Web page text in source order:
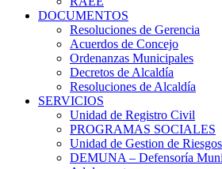
DOCUMENTOS
Resoluciones de Gerencia
Acuerdos de Concejo
Ordenanzas Municipales
Decretos de Alcaldía
Resoluciones de Alcaldía
SERVICIOS
Unidad de Registro Civil
PROGRAMAS SOCIALES
Unidad de Gestion de
DEMUNA – Defensoría